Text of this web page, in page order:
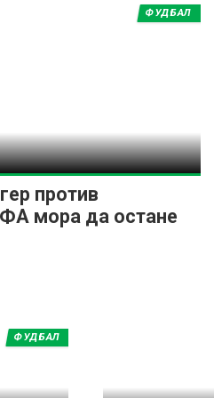
против
мора да остане
ФУДБАЛ
ФУДБАЛ